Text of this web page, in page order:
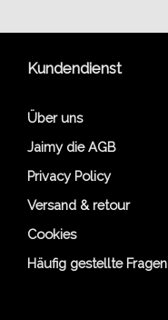
Kundendienst
Über uns
Jaimy die AGB
Privacy Policy
Versand & retour
Cookies
Häufig gestellte Fragen